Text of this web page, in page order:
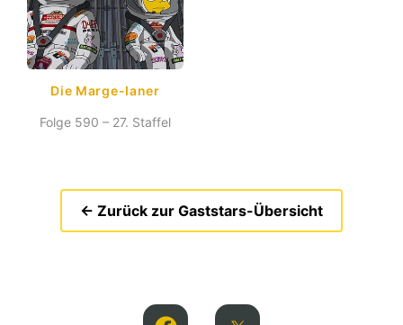
Die Marge-Ianer
Folge 590 – 27. Staffel
← Zurück zur Gaststars-Übersicht